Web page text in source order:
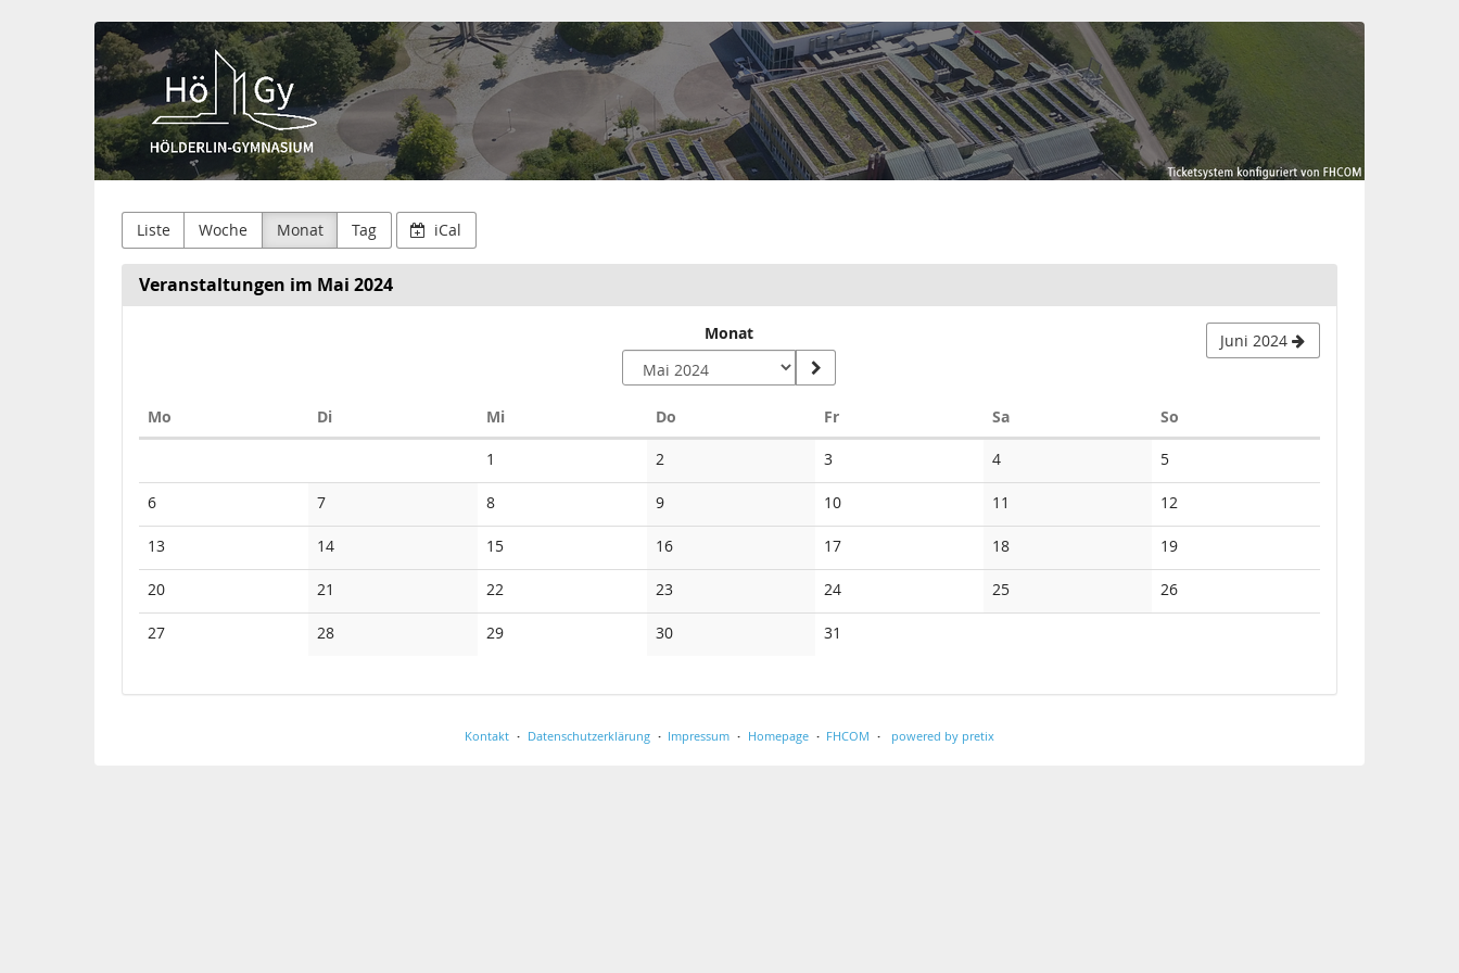
Hölderlin-
Gymnasium
Nürtingen
Liste Woche Monat Tag iCal
Veranstaltungen im Mai 2024
Monat Juni 2024
Mo DiDienstag MiMittwoch Do FrFreitag SaSamstag So
1
Veranstaltungen
2
Veranstaltungen
3Keine
Veranstaltungen
4Keine
Veranstaltungen
5Keine
Veranstaltungen
6Keine
Veranstaltungen
7Keine
Veranstaltungen
8Keine
Veranstaltungen
9Keine
Veranstaltungen
10Keine
Veranstaltungen
11
Veranstaltungen
12
Veranstaltungen
13Keine
Veranstaltungen
14Keine
Veranstaltungen
15Keine
Veranstaltungen
16Keine
Veranstaltungen
17Keine
Veranstaltungen
18Keine
Veranstaltungen
19Keine
Veranstaltungen
20Keine
Veranstaltungen
21
Veranstaltungen
22
Veranstaltungen
23Keine
Veranstaltungen
24Keine
Veranstaltungen
25Keine
Veranstaltungen
26Keine
Veranstaltungen
27Keine
28Keine
29Keine
30Keine
31
Kontakt Datenschutzerklärung Impressum Homepage FHCOM powered by pretix